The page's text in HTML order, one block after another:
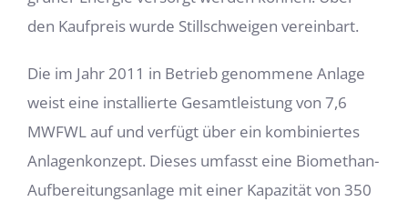
den Kaufpreis wurde Stillschweigen vereinbart.
Die im Jahr 2011 in Betrieb genommene Anlage
weist eine installierte Gesamtleistung von 7,6
MWFWL auf und verfügt über ein kombiniertes
Anlagenkonzept. Dieses umfasst eine Biomethan-
Aufbereitungsanlage mit einer Kapazität von 350